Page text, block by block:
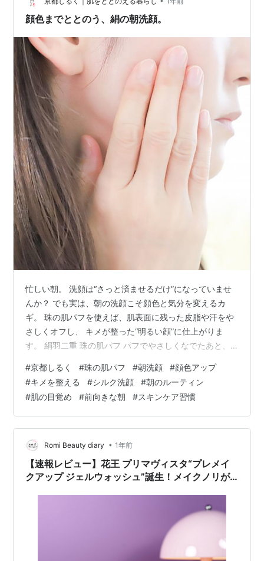
私は化粧は好きじゃないけどスキンケアは…
顔色までととのう、絹の朝洗顔。
忙しい朝。 洗顔は“さっと済ませるだけ”になっていませ
んか？ でも実は、朝の洗顔こそ顔色と気分を変えるカ
ギ。 珠の肌パフを使えば、肌表面に残った皮脂や汗をや
さしくオフし、 キメが整った“明るい顔”に仕上がりま
す。 絹羽二重 珠の肌パフ パフでやさしくなでたあと、
とも。 その肌の調子が、一日の自信にもつながっていき
ます。
#京都しるく #珠の肌パフ #朝洗顔 #顔色アップ
#キメを整える #シルク洗顔 #朝のルーティン
#肌の目覚め #前向きな朝 #スキンケア習慣
Romi Beauty diary • 1年前
【速報レビュー】花王 プリマヴィスタ“プレメイ
クアップ ジェルウォッシュ”誕生！メイクノリが